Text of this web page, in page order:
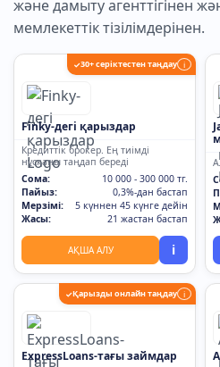
және дамыту агенттігінен
мемлекеттік тізілімдерінен.
✓30+ серіктестен таңдау i
Finky-дегі қарыздар
Кредиттік брокер. Ең тиімді
нұсқаны таңдап береді
Сома:
10 000 - 300 000 тг.
Пайыз:
0,3%-дан бастап
Мерзімі:
5 күннен 45 күнге дейін
Жасы:
21 жастан бастап
АҚША АЛУ i
✓Қарызды онлайн таңдау i
ExpressLoans-тағы займдар